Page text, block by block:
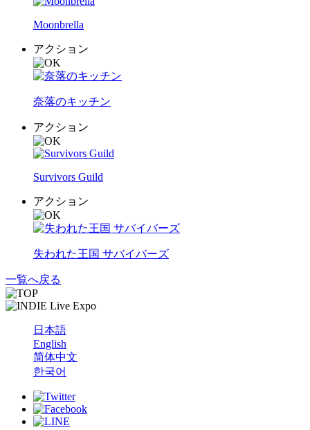
Moonbrella
アクション
奈落のキッチン
アクション
Survivors Guild
アクション
失われた王国 サバイバーズ
一覧へ戻る
日本語
English
简体中文
한국어